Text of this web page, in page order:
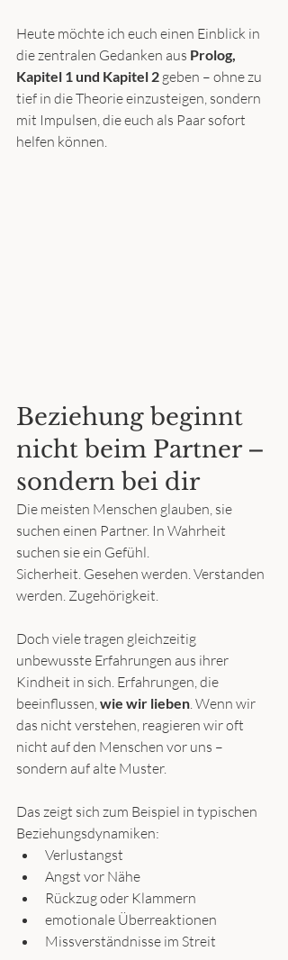
Heute möchte ich euch einen Einblick in
die zentralen Gedanken aus Prolog,
Kapitel 1 und Kapitel 2 geben – ohne zu
tief in die Theorie einzusteigen, sondern
mit Impulsen, die euch als Paar sofort
helfen können.
Beziehung beginnt
nicht beim Partner –
sondern bei dir
Die meisten Menschen glauben, sie
suchen einen Partner. In Wahrheit
suchen sie ein Gefühl.
Sicherheit. Gesehen werden. Verstanden
werden. Zugehörigkeit.
Doch viele tragen gleichzeitig
unbewusste Erfahrungen aus ihrer
Kindheit in sich. Erfahrungen, die
beeinflussen, wie wir lieben . Wenn wir
das nicht verstehen, reagieren wir oft
nicht auf den Menschen vor uns –
sondern auf alte Muster.
Das zeigt sich zum Beispiel in typischen
Beziehungsdynamiken:
Verlustangst
Angst vor Nähe
Rückzug oder Klammern
emotionale Überreaktionen
Missverständnisse im Streit